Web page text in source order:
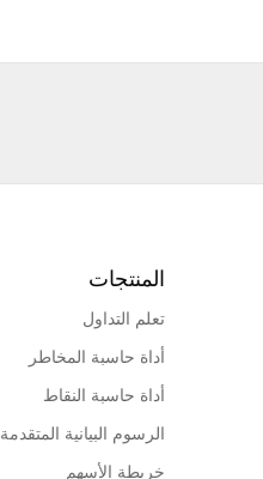
المنتجات
تعلم التداول
أداة حاسبة المخاطر
أداة حاسبة النقاط
الرسوم البيانية المتقدمة
خريطة الأسهم